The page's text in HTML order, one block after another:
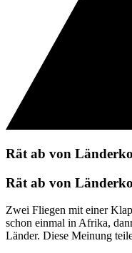
Rät ab von
Rät ab von
Zwei Fliegen mit einer
schon einmal in Afrika,
Länder. Diese Meinung